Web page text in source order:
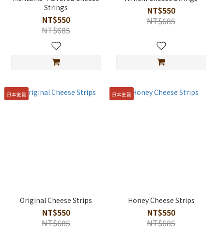
Strings
NT$550
NT$685
NT$550
NT$685
日本金賞
Original Cheese Strips
NT$550
NT$685
日本金賞
Honey Cheese Strips
NT$550
NT$685